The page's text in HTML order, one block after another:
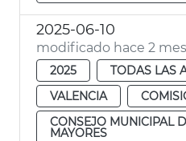
2025-06-10
modificado hace 2
2025
TODAS LAS
VALENCIA
CONSEJO MUNICIPAL
MAYORES